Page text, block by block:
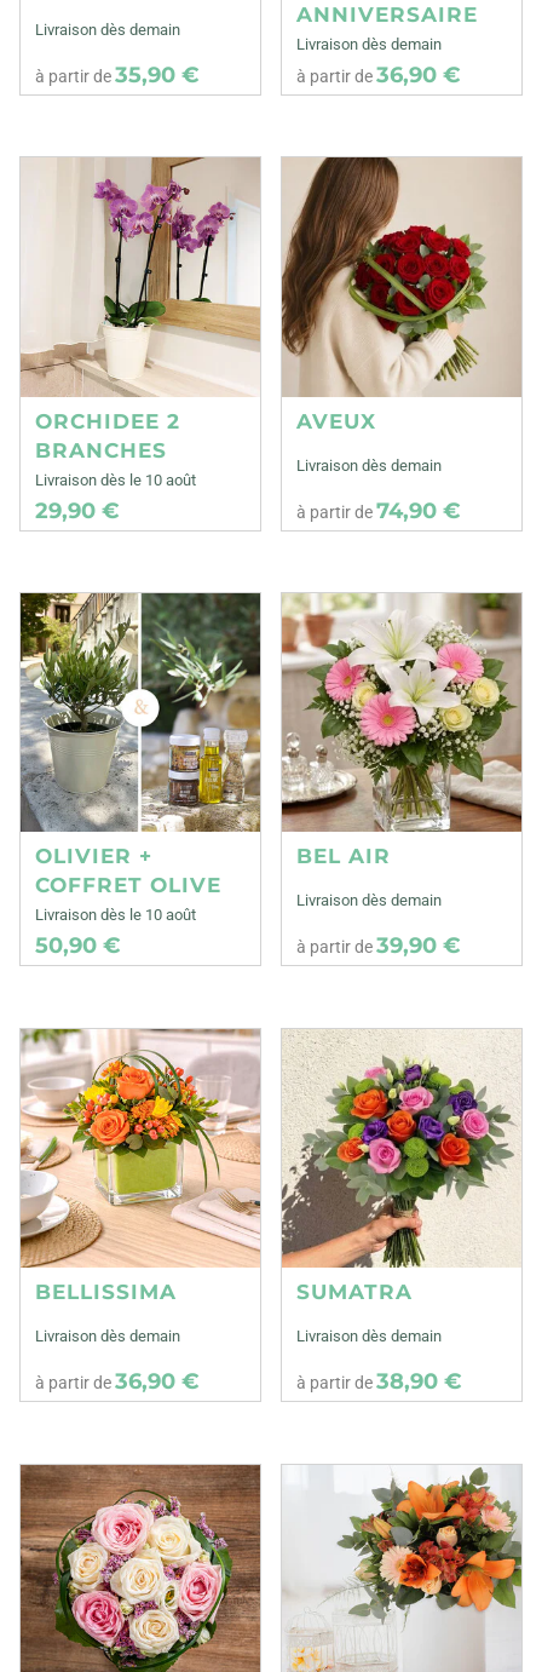
Livraison dès demain
à partir de35,90 €
ANNIVERSAIRE
Livraison dès demain
à partir de36,90 €
ORCHIDEE 2
BRANCHES
Livraison dès le 10 août
29,90 €
AVEUX
Livraison dès demain
à partir de74,90 €
OLIVIER +
COFFRET OLIVE
Livraison dès le 10 août
50,90 €
BEL AIR
Livraison dès demain
à partir de39,90 €
BELLISSIMA
Livraison dès demain
à partir de36,90 €
SUMATRA
Livraison dès demain
à partir de38,90 €